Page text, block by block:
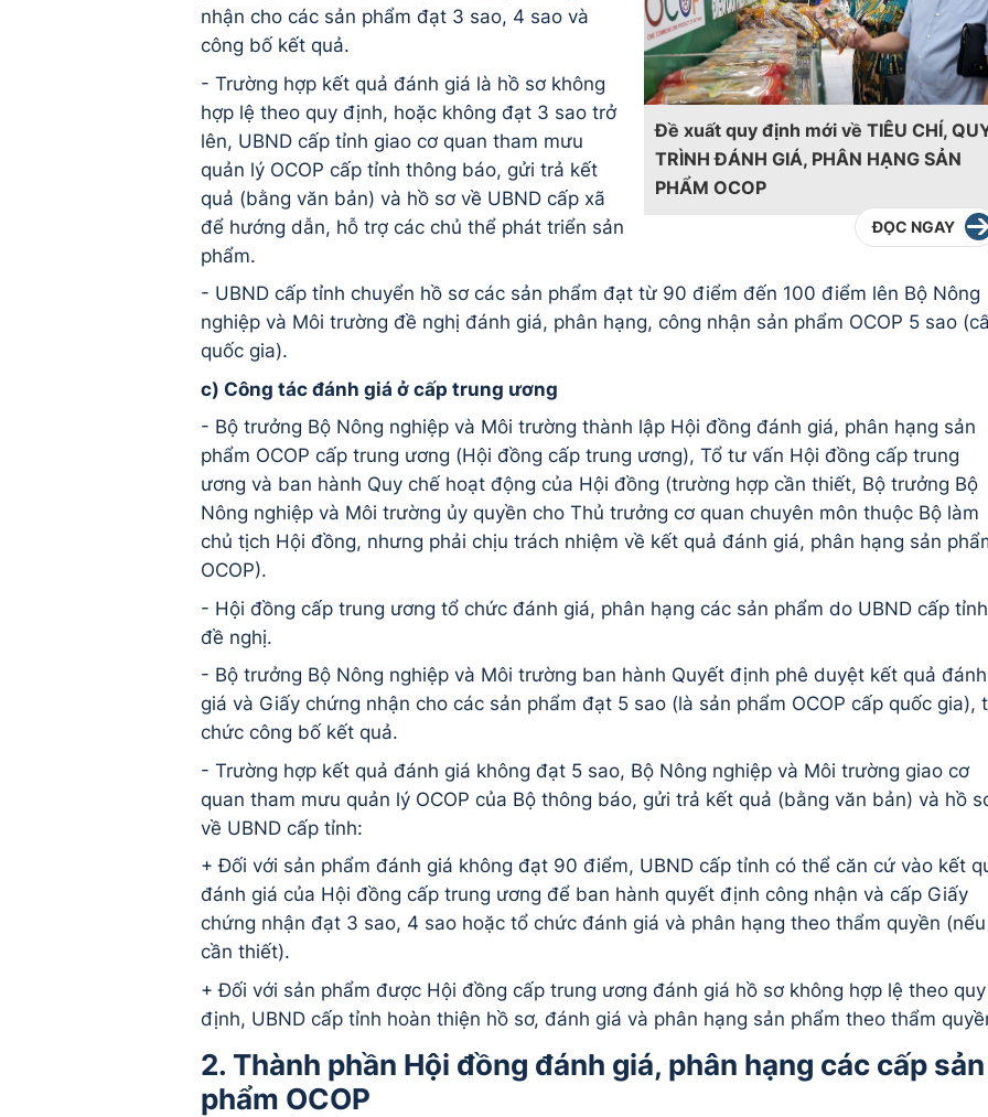
Đề xuất quy định mới về TIÊU CHÍ,
TRÌNH ĐÁNH GIÁ, PHÂN HẠNG SẢN
PHẨM OCOP
ĐỌC NGAY
nhận cho các sản phẩm đạt 3 sao, 4 sao và
công bố kết quả.
- Trường hợp kết quả đánh giá là hồ sơ không
hợp lệ theo quy định, hoặc không đạt 3 sao trở
lên, UBND cấp tỉnh giao cơ quan tham mưu
quản lý OCOP cấp tỉnh thông báo, gửi trả kết
quả (bằng văn bản) và hồ sơ về UBND cấp xã
để hướng dẫn, hỗ trợ các chủ thể phát triển sản
phẩm.
- UBND cấp tỉnh chuyển hồ sơcác sản phẩm đạt từ 90 điểm đến 100 điểm lên Bộ Nông
nghiệp và Môi trường đề nghị đánh giá, phân hạng, công nhận sản phẩm OCOP 5 sao
quốc gia).
c) Công tác đánh giá ở cấp trung ương
- Bộ trưởng Bộ Nông nghiệp và Môi trường thành lập Hội đồng đánh giá, phân hạng sản
phẩm OCOP cấp trung ương (Hội đồng cấp trung ương), Tổ tư vấn Hội đồng cấp trung
ương và ban hành Quy chế hoạt động của Hội đồng (trường hợp cần thiết, Bộ trưởng Bộ
Nông nghiệp và Môi trường ủy quyền cho Thủ trưởng cơ quan chuyên môn thuộc Bộ làm
chủ tịch Hội đồng, nhưng phải chịu trách nhiệm về kết quả đánh giá, phân hạng sản
OCOP).
- Hội đồng cấp trung ương tổ chức đánh giá, phân hạng các sản phẩm do UBND cấp tỉnh
đề nghị.
- Bộ trưởng Bộ Nông nghiệp và Môi trường ban hành Quyết định phê duyệt kết quả đánh
giá và Giấy chứng nhận cho các sản phẩm đạt 5 sao (là sản phẩm OCOP cấp quốc gia),
chức công bố kết quả.
- Trường hợp kết quả đánh giá không đạt 5 sao, Bộ Nông nghiệp và Môi trường giao cơ
quan tham mưu quản lý OCOP của Bộ thông báo, gửi trả kết quả (bằng văn bản) và hồ
về UBND cấp tỉnh:
+ Đối với sản phẩm đánh giá không đạt 90 điểm, UBND cấp tỉnh có thể căn cứ vào kết
đánh giá của Hội đồng cấp trung ương để ban hành quyết định công nhận và cấp Giấy
chứng nhận đạt 3 sao, 4 sao hoặc tổ chức đánh giá và phân hạng theo thẩm quyền (nếu
cần thiết).
+ Đối với sản phẩm được Hội đồng cấp trung ương đánh giá hồ sơ không hợp lệ theo quy
định, UBND cấp tỉnh hoàn thiện hồ sơ, đánh giá và phân hạng sản phẩm theo thẩm
2. Thành phần Hội đồng đánh giá, phân hạng các cấp sản
phẩm OCOP